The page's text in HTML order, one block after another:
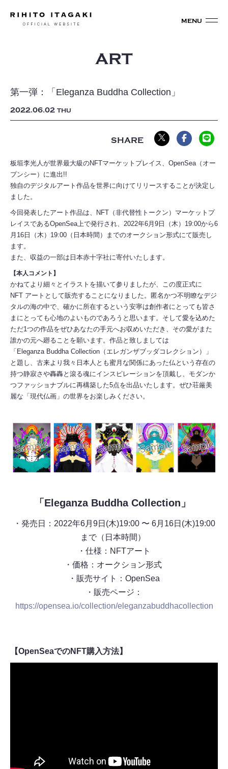
ART
第一弾：「Eleganza Buddha Collection」
2022 06 02 THU
板垣李光人が世界最大級のNFTマーケットプレイス、OpenSea（オー
プンシー）に進出!!
独自のデジタルアート作品を世界に向けてリリースすることが決定し
ました。
今回発表したアート作品は、NFT（非代替性トークン）マーケットプ
レイスであるOpenSea上で発行され、2022年6月9日（木）19:00から6
月16日（木）19:00（日本時間）までのオークション形式にて販売し
ます。
また、収益の一部は日本赤十字社に寄付いたします。
【本人コメント】
かねてより細々とイラストを描いて参りましたが、この度正式に
NFT アートとして販売することになりました。匿名かつ不明瞭なデジ
タルの海の中で、確かに所在するという安寧は創作者にとっても皆さ
まにとっても心地のよいものであろうと思います。そして愛を込めた
ただ1つの作品をぜひあなたの手元へお収めいただき、その愛がまた
誰かの元へ廻ることを願います。作品と致しましては
「Eleganza Buddha Collection（エレガンザブッダコレクション）」
と題し、古来より我々日本人とも蜜月な関係にあった仏という存在の
持つ静寂さや轟轟と滾る魂にインスピレーションを頂戴し、モダンか
つファッショナブルに再構築した5点を出品いたします。ぜひ荘厳美
麗な「現代仏画」の世界をお楽しみください。
「Eleganza Buddha Collection」
・発売日：2022年6月9日(木)19:00 〜 6月16日(木)19:00
まで（日本時間）
・仕様：NFTアート
・価格：オークション形式
・販売サイト：OpenSea
・販売ページ：
https://opensea.io/collection/eleganzabuddhacollection
【OpenSeaでのNFT購入方法】